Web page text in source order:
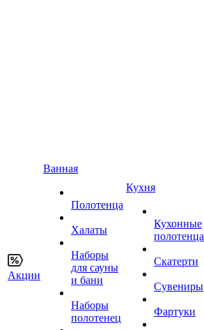
Акции
Ванная
Полотенца
Халаты
Наборы
для сауны
и бани
Наборы
полотенец
Кухня
Кухонные
полотенца
Скатерти
Сувениры
Фартуки